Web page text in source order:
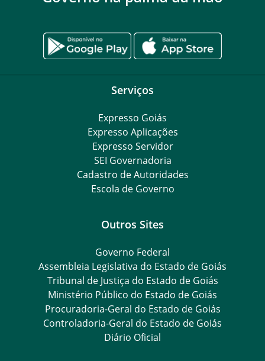
Serviços
Expresso Goiás
Expresso Aplicações
Expresso Servidor
SEI Governadoria
Cadastro de Autoridades
Escola de Governo
Outros Sites
Governo Federal
Assembleia Legislativa do Estado de Goiás
Tribunal de Justiça do Estado de Goiás
Ministério Público do Estado de Goiás
Procuradoria-Geral do Estado de Goiás
Controladoria-Geral do Estado de Goiás
Diário Oficial